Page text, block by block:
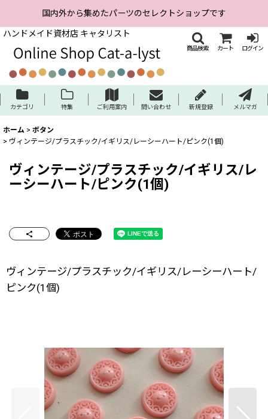
国内外から集めたパーツのセレクトショップです
ハンドメイド資材店 キャタリスト
商品検索 カート ログイン
カテゴリ 特集 ご利用案内 問い合わせ 新規登録 メルマガ
ホーム > ボタン
> ヴィンテージ/プラスチック/イギリス/レーシーハート/ピンク(1個)
ヴィンテージ/プラスチック/イギリス/レ
ーシーハート/ピンク(1個)
ヴィンテージ/プラスチック/イギリス/レーシーハート/
ピンク(1個)